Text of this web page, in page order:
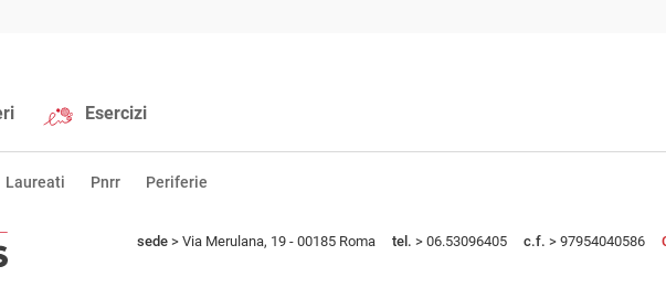
Esercizi
Laureati Pnrr Periferie
sede > Via Merulana, 19 - 00185 Roma tel. > 06.53096405 c.f. > 97954040586